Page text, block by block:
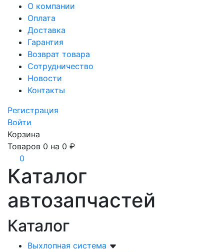
О компании
Оплата
Доставка
Гарантия
Возврат товара
Сотрудничество
Новости
Контакты
Регистрация
Войти
Корзина
Товаров 0 на 0 ₽
0
Каталог
автозапчастей
Каталог
Выхлопная система